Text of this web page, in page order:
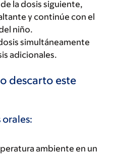
de la dosis siguiente,
y continúe con el
niño.
simultáneamente
adicionales.
descarto este
ambiente en un